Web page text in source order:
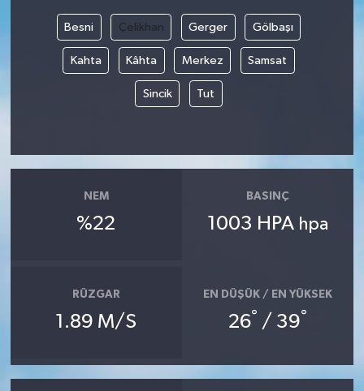
Besni Çelikhan Gerger Gölbaşı
Kahta Kâhta Merkez Samsat
Sincik Tut
NEM
%22
BASINÇ
1003 HPA hpa
RÜZGAR
1.89 M/S
EN DÜŞÜK / EN YÜKSEK
26° / 39°